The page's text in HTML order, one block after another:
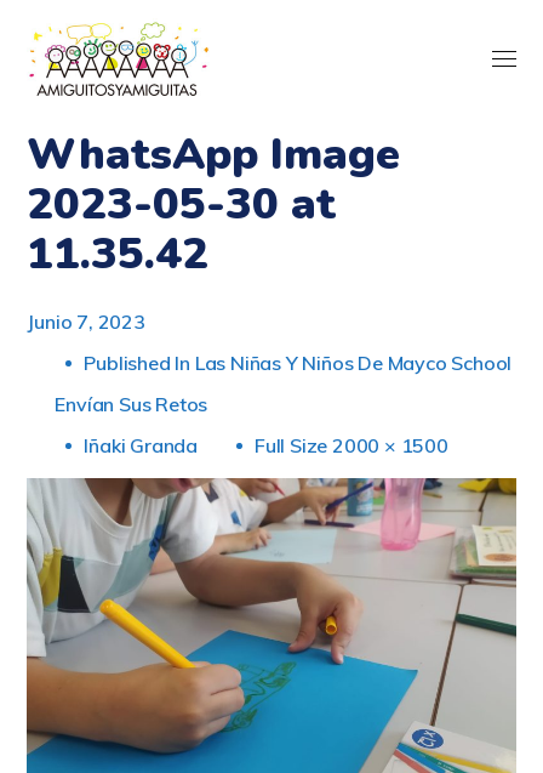
WhatsApp Image
2023-05-30 at
11.35.42
Junio 7, 2023
Published In Las Niñas Y Niños De Mayco School
Envían Sus Retos
Iñaki Granda
Full Size 2000 × 1500